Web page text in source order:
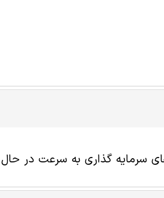
گذاری به سرعت در حال